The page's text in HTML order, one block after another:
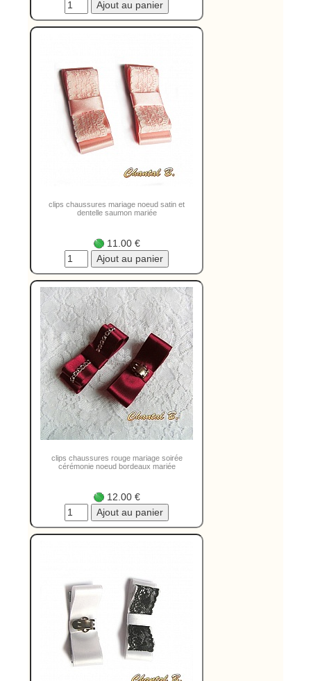
clips chaussures mariage noeud satin et
dentelle saumon mariée
11.00 €
clips chaussures rouge mariage soirée
cérémonie noeud bordeaux mariée
12.00 €